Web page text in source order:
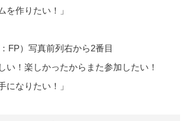
を作りたい！」
：FP）写真前列右から2番目
い！楽しかったからまた参加したい！
になりたい！」